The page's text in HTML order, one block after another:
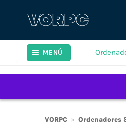
MENÚ
VORPC » Ordenadores